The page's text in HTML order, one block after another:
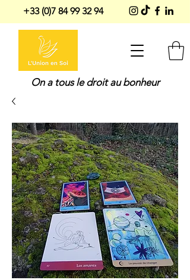
On a tous le droit au bonheur
+33 (0)7 84 99 32 94